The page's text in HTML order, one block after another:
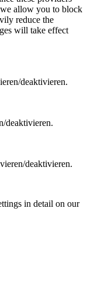
allow you to block
reduce the
will take effect
deaktivieren.
deaktivieren.
deaktivieren.
in detail on our